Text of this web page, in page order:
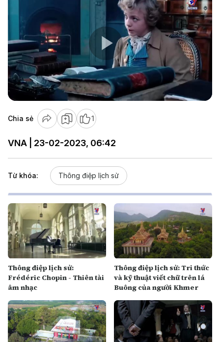
Play
Video
Chia sẻ 1
VNA | 23-02-2023, 06:42
Từ khóa: Thông điệp lịch sử
Thông điệp lịch sử:
Frédéric Chopin - Thiên tài
âm nhạc
Thông điệp lịch sử: Tri thức
và kỹ thuật viết chữ trên lá
Buông của người Khmer